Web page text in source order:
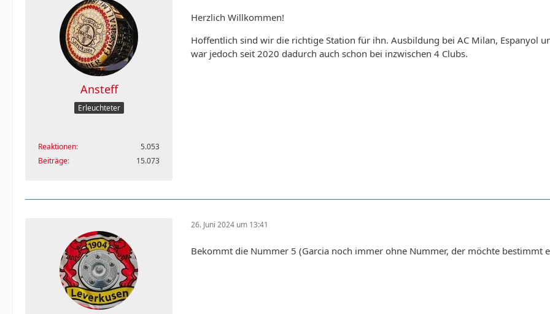
Ansteff
Erleuchteter
Reaktionen
5.053
Beiträge
15.073
Herzlich Willkommen!
Hoffentlich sind wir die richtige Station für ihn. Ausbildung bei AC Milan, Espanyol
war jedoch seit 2020 dadurch auch schon bei inzwischen 4 Clubs.
26. Juni 2024 um 13:41
Bekommt die Nummer 5 (Garcia noch immer ohne Nummer, der möchte bestimmt